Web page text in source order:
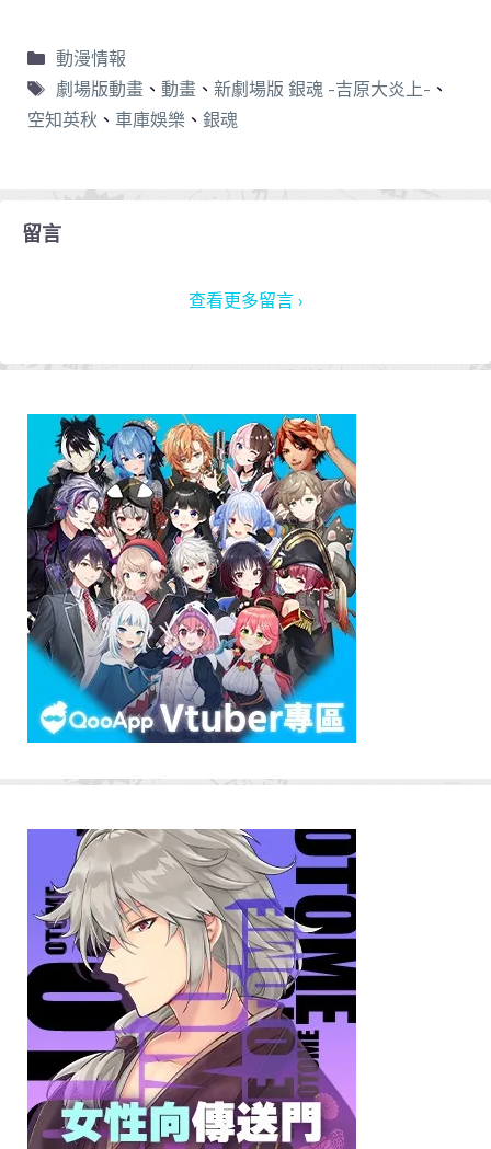
動漫情報
劇場版動畫、 動畫、 新劇場版 銀魂 -吉原大炎上- 、
空知英秋 、 車庫娛樂 、 銀魂
留言
查看更多留言 ›